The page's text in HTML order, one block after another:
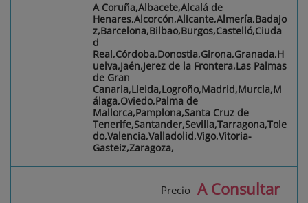
A Coruña,Albacete,Alcalá de
Henares,Alcorcón,Alicante,Almería,Badajo
z,Barcelona,Bilbao,Burgos,Castelló,Ciuda
d
Real,Córdoba,Donostia,Girona,Granada,H
uelva,Jaén,Jerez de la Frontera,Las Palmas
de Gran
Canaria,Lleida,Logroño,Madrid,Murcia,M
álaga,Oviedo,Palma de
Mallorca,Pamplona,Santa Cruz de
Tenerife,Santander,Sevilla,Tarragona,Tole
do,Valencia,Valladolid,Vigo,Vitoria-
Gasteiz,Zaragoza,
Precio A Consultar